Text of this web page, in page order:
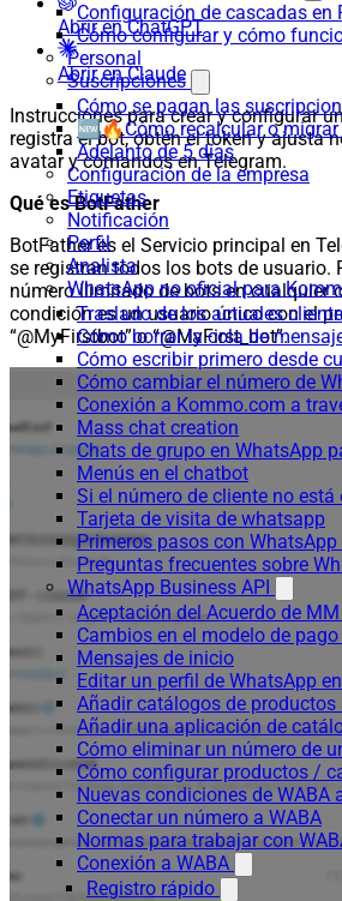
Configuración de cascadas en
Cómo configurar y cómo
Personal
Suscripciones
Cómo se pagan las
🆕🔥Cómo recalcular o
Adelanto de 5 días
Configuración de la empresa
Etiquetas
Notificación
Perfil
Analista
WhatsApp no oficial para
Traslado de los actuales
Cómo borrar la cola de
Cómo escribir primero desde
Cómo cambiar el número de
Conexión a Kommo.com a
Mass chat creation
Chats de grupo en WhatsApp
Menús en el chatbot
Si el número de cliente no
Tarjeta de visita de whatsapp
Primeros pasos con
Preguntas frecuentes sobre
WhatsApp Business API
Aceptación del Acuerdo de
Cambios en el modelo de
Mensajes de inicio
Editar un perfil de WhatsApp
Añadir catálogos de productos
Añadir una aplicación de
Cómo eliminar un número de
Cómo configurar productos /
Nuevas condiciones de WABA
Conectar un número a WABA
Normas para trabajar con
Conexión a WABA
Registro rápido
Abrir en ChatGPT
Abrir en Claude
Instrucciones para crear y configurar
registra el bot, obtén el token y ajusta
avatar y comandos en Telegram.
Qué es BotFather
BotFather es el Servicio principal en
se registran todos los bots de usuario.
número ilimitado de bots en cualquier
condición es un usuario único con el
“@MyFirstbot” o “@MyFirst_bot”.